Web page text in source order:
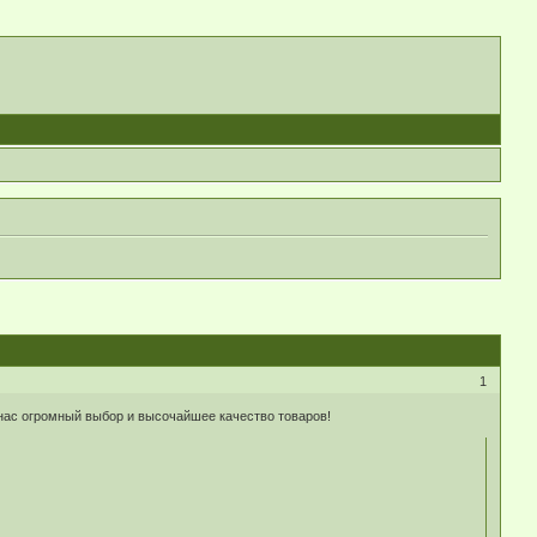
1
огромный выбор и высочайшее качество товаров!